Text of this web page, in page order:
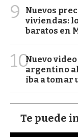
9
Nuevos
viviendas:
baratos en
10Nuevo
argentino
iba a tomar
Te puede